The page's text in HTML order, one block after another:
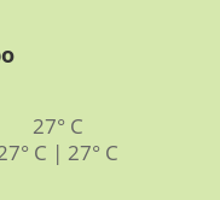
27° C
C | 27° C